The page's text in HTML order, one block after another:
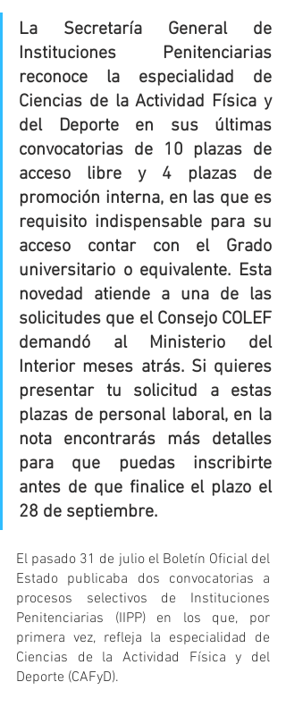
La Secretaría General de
Instituciones Penitenciarias
reconoce la especialidad de
Ciencias de la Actividad Física y
del Deporte en sus últimas
convocatorias de 10 plazas de
acceso libre y 4 plazas de
promoción interna, en las que es
requisito indispensable para su
acceso contar con el Grado
universitario o equivalente. Esta
novedad atiende a una de las
solicitudes que el Consejo COLEF
demandó al Ministerio del
Interior meses atrás. Si quieres
presentar tu solicitud a estas
plazas de personal laboral, en la
nota encontrarás más detalles
para que puedas inscribirte
antes de que finalice el plazo el
28 de septiembre.
El pasado 31 de julio el Boletín Oficial del
Estado publicaba dos convocatorias a
procesos selectivos de Instituciones
Penitenciarias (IIPP) en los que, por
primera vez, refleja la especialidad de
Ciencias de la Actividad Física y del
Deporte (CAFyD).